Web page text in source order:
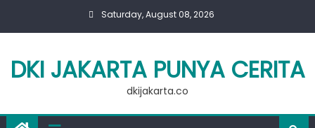
Saturday, August 08, 2026
DKI JAKARTA PUNYA CERITA
dkijakarta.co